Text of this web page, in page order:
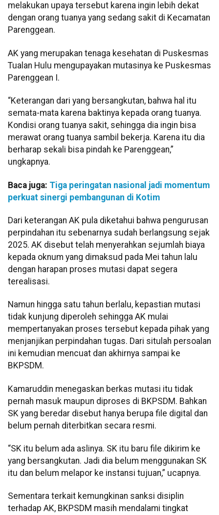
melakukan upaya tersebut karena ingin lebih dekat
dengan orang tuanya yang sedang sakit di Kecamatan
Parenggean.
AK yang merupakan tenaga kesehatan di Puskesmas
Tualan Hulu mengupayakan mutasinya ke Puskesmas
Parenggean I.
“Keterangan dari yang bersangkutan, bahwa hal itu
semata-mata karena baktinya kepada orang tuanya.
Kondisi orang tuanya sakit, sehingga dia ingin bisa
merawat orang tuanya sambil bekerja. Karena itu dia
berharap sekali bisa pindah ke Parenggean,”
ungkapnya.
Baca juga: Tiga peringatan nasional jadi momentum
perkuat sinergi pembangunan di Kotim
Dari keterangan AK pula diketahui bahwa pengurusan
perpindahan itu sebenarnya sudah berlangsung sejak
2025. AK disebut telah menyerahkan sejumlah biaya
kepada oknum yang dimaksud pada Mei tahun lalu
dengan harapan proses mutasi dapat segera
terealisasi.
Namun hingga satu tahun berlalu, kepastian mutasi
tidak kunjung diperoleh sehingga AK mulai
mempertanyakan proses tersebut kepada pihak yang
menjanjikan perpindahan tugas. Dari situlah persoalan
ini kemudian mencuat dan akhirnya sampai ke
BKPSDM.
Kamaruddin menegaskan berkas mutasi itu tidak
pernah masuk maupun diproses di BKPSDM. Bahkan
SK yang beredar disebut hanya berupa file digital dan
belum pernah diterbitkan secara resmi.
“SK itu belum ada aslinya. SK itu baru file dikirim ke
yang bersangkutan. Jadi dia belum menggunakan SK
itu dan belum melapor ke instansi tujuan,” ucapnya.
Sementara terkait kemungkinan sanksi disiplin
terhadap AK, BKPSDM masih mendalami tingkat